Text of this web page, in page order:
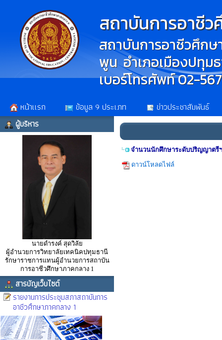
สถาบันการอาชีว
สถาบันการอาชีวศึกษ
พูน อำเภอเมืองปทุม
เบอร์โทรศัพท์ 02-
หน้าเเรก ข้อมูล 9 ประเภท ข่าวประชาสัมพันธ์
ผู้บริหาร
นายดำรงค์ สุดวิลัย
ผู้อำนวยการวิทยาลัยเทคนิคปทุมธานี
รักษาราชการแทนผู้อำนวยการสถาบัน
การอาชีวศึกษาภาคกลาง 1
สารบัญเว็บไซต์
รายงานการประชุมสภาสถาบันการ
อาชีวศึกษาภาคกลาง 1
จำนวนนักศึกษาระดับปริญญาตรีฯ
ดาวน์โหลดไฟล์